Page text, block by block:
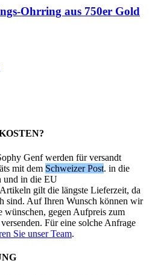
Ohrring aus 750er Gold
Genf werden für versandt
mit dem Schweizer Post. in die
und in die EU
gilt die längste Lieferzeit, da
sind. Auf Ihren Wunsch können wir
wünschen, gegen Aufpreis zum
Für eine solche Anfrage
Sie unser Team.